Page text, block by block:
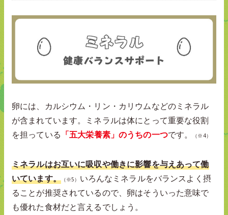
卵には、カルシウム・リン・カリウムなどのミネラル
が含まれています。ミネラルは体にとって重要な役割
を担っている 「五大栄養素」のうちの一つです。 （※4）
ミネラルはお互いに吸収や働きに影響を与えあって働
いています。（※5） いろんなミネラルをバランスよく摂
ることが推奨されているので、卵はそういった意味で
も優れた食材だと言えるでしょう。